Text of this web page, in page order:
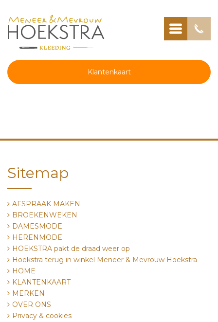
Klantenkaart
Sitemap
AFSPRAAK MAKEN
BROEKENWEKEN
DAMESMODE
HERENMODE
HOEKSTRA pakt de draad weer op
Hoekstra terug in winkel Meneer & Mevrouw Hoekstra
HOME
KLANTENKAART
MERKEN
OVER ONS
Privacy & cookies